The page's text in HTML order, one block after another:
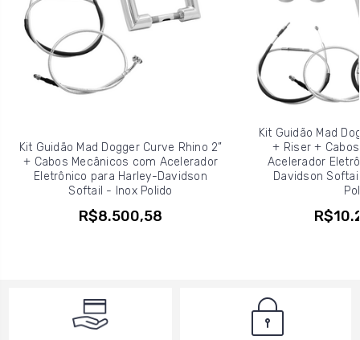
Kit Guidão Mad Dogger Curve Rhino 2”
+ Cabos Mecânicos com Acelerador
Eletrônico para Harley-Davidson
Softail - Inox Polido
R$8.500,58
Kit Guidão Mad
+ Riser +
Acelerador
Davidson